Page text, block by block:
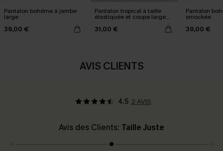
Pantalon bohème à jambe
large
39,00 €
Pantalon tropical à taille
élastiquée et coupe large
31,00 €
Pantalon
smockée
39,00 €
AVIS CLIENTS
4.5 2 AVIS
Avis des Clients: Taille Juste